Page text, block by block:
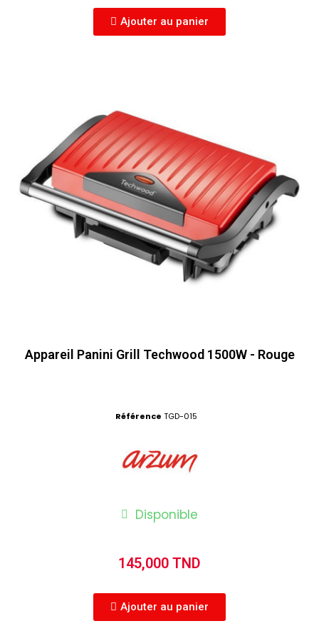
Ajouter au panier
Appareil Panini Grill Techwood 1500W - Rouge
Référence TGD-015
Disponible
145,000 TND
Ajouter au panier